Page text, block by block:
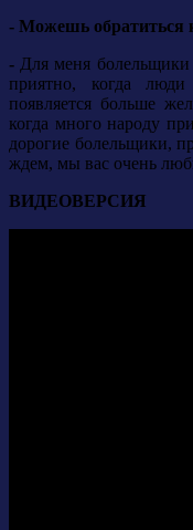
- Можешь обратиться
- Для меня болельщики
приятно, когда
появляется больше
когда много народу
дорогие болельщики,
ждем, мы вас очень
ВИДЕОВЕРСИЯ